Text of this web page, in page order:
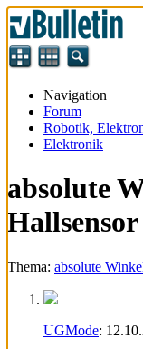
Navigation
Forum
Robotik,
Elektronik
absolute
Hallsensor
Thema: absolute
UGMode: